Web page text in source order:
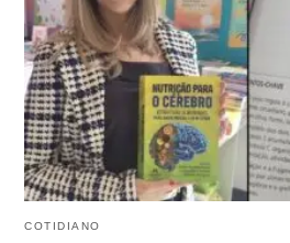
COTIDIANO